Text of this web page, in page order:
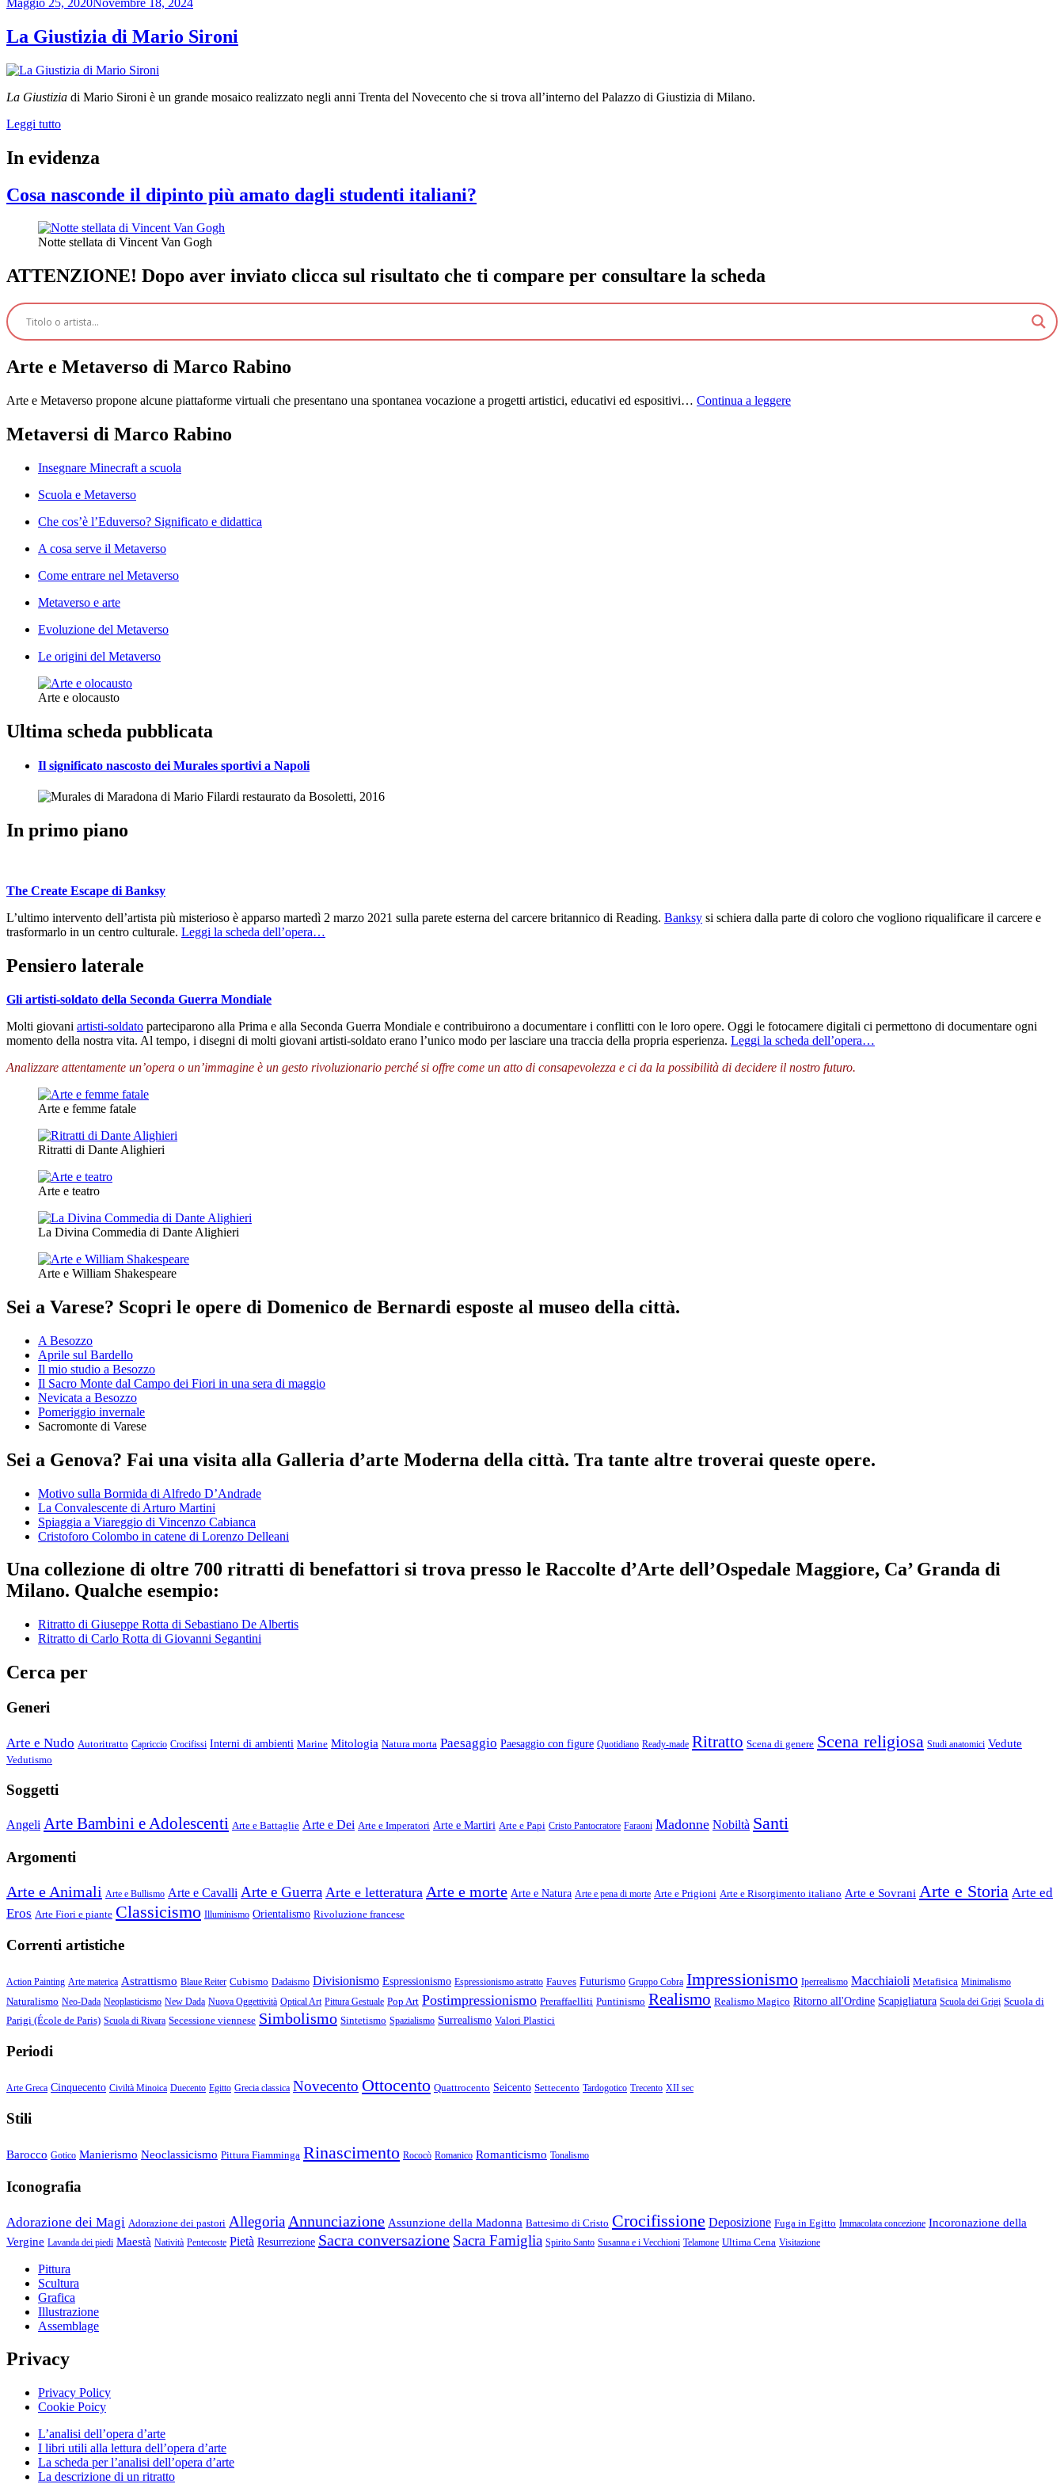
La Giustizia di Mario Sironi
La Giustizia di Mario Sironi è un grande mosaico realizzato negli anni Trenta del Novecento che si trova all’interno del Palazzo di Giustizia di Milano.
Leggi tutto“La
di
Mario
In evidenza
Cosa nasconde il dipinto più amato dagli studenti italiani?
Notte stellata di Vincent Van Gogh
ATTENZIONE! Dopo aver inviato clicca sul risultato che ti compare per consultare la scheda
Arte e Metaverso di Marco Rabino
Arte e Metaverso propone alcune piattaforme virtuali che presentano una spontanea vocazione a progetti artistici, educativi ed espositivi… Continua a leggere
Metaversi di Marco Rabino
Insegnare Minecraft a scuola
Scuola e Metaverso
Che cos’è l’Eduverso? Significato e didattica
A cosa serve il Metaverso
Come entrare nel Metaverso
Metaverso e arte
Evoluzione del Metaverso
Le origini del Metaverso
Arte e olocausto
Ultima scheda pubblicata
Il significato nascosto dei Murales sportivi a Napoli
In primo piano
The Create Escape di Banksy
L’ultimo intervento dell’artista più misterioso è apparso martedì 2 marzo 2021 sulla parete esterna del carcere britannico di Reading. Banksy si schiera dalla parte di coloro che vogliono riqualificare il carcere e
trasformarlo in un centro culturale. Leggi la scheda dell’opera…
Pensiero laterale
Gli artisti-soldato della Seconda Guerra Mondiale
Molti giovani artisti-soldato parteciparono alla Prima e alla Seconda Guerra Mondiale e contribuirono a documentare i conflitti con le loro opere. Oggi le fotocamere digitali ci permettono di documentare ogni
momento della nostra vita. Al tempo, i disegni di molti giovani artisti-soldato erano l’unico modo per lasciare una traccia della propria esperienza. Leggi la scheda dell’opera…
Analizzare attentamente un’opera o un’immagine è un gesto rivoluzionario perché si offre come un atto di consapevolezza e ci da la possibilità di decidere il nostro futuro.
Arte e femme fatale
Ritratti di Dante Alighieri
Arte e teatro
La Divina Commedia di Dante Alighieri
Arte e William Shakespeare
Sei a Varese? Scopri le opere di Domenico de Bernardi esposte al museo della città.
A Besozzo
Aprile sul Bardello
Il mio studio a Besozzo
Il Sacro Monte dal Campo dei Fiori in una sera di maggio
Nevicata a Besozzo
Pomeriggio invernale
Sacromonte di Varese
Sei a Genova? Fai una visita alla Galleria d’arte Moderna della città. Tra tante altre troverai queste opere.
Motivo sulla Bormida di Alfredo D’Andrade
La Convalescente di Arturo Martini
Spiaggia a Viareggio di Vincenzo Cabianca
Cristoforo Colombo in catene di Lorenzo Delleani
Una collezione di oltre 700 ritratti di benefattori si trova presso le Raccolte d’Arte dell’Ospedale Maggiore, Ca’ Granda di
Milano. Qualche esempio:
Ritratto di Giuseppe Rotta di Sebastiano De Albertis
Ritratto di Carlo Rotta di Giovanni Segantini
Cerca per
Generi
Arte e Nudo Autoritratto Capriccio Crocifissi Interni di ambienti Marine Mitologia Natura morta Paesaggio Paesaggio con figure Quotidiano Ready-made Ritratto Scena di genere Scena religiosa Studi anatomici Vedute
Vedutismo
Soggetti
Angeli Arte Bambini e Adolescenti Arte e Battaglie Arte e Dei Arte e Imperatori Arte e Martiri Arte e Papi Cristo Pantocratore Faraoni Madonne Nobiltà Santi
Argomenti
Arte e Animali Arte e Bullismo Arte e Cavalli Arte e Guerra Arte e letteratura Arte e morte Arte e Natura Arte e pena di morte Arte e Prigioni Arte e Risorgimento italiano Arte e Sovrani Arte e Storia Arte ed
Eros Arte Fiori e piante Classicismo Illuminismo Orientalismo Rivoluzione francese
Correnti artistiche
Action Painting Arte materica Astrattismo Blaue Reiter Cubismo Dadaismo Divisionismo Espressionismo Espressionismo astratto Fauves Futurismo Gruppo Cobra Impressionismo Iperrealismo Macchiaioli Metafisica Minimalismo
Naturalismo Neo-Dada Neoplasticismo New Dada Nuova Oggettività Optical Art Pittura Gestuale Pop Art Postimpressionismo Preraffaelliti Puntinismo Realismo Realismo Magico Ritorno all'Ordine Scapigliatura Scuola dei Grigi Scuola di
Parigi (École de Paris) Scuola di Rivara Secessione viennese Simbolismo Sintetismo Spazialismo Surrealismo Valori Plastici
Periodi
Arte Greca Cinquecento Civiltà Minoica Duecento Egitto Grecia classica Novecento Ottocento Quattrocento Seicento Settecento Tardogotico Trecento XII sec
Stili
Barocco Gotico Manierismo Neoclassicismo Pittura Fiamminga Rinascimento Rococò Romanico Romanticismo Tonalismo
Iconografia
Adorazione dei Magi Adorazione dei pastori Allegoria Annunciazione Assunzione della Madonna Battesimo di Cristo Crocifissione Deposizione Fuga in Egitto Immacolata concezione Incoronazione della
Vergine Lavanda dei piedi Maestà Natività Pentecoste Pietà Resurrezione Sacra conversazione Sacra Famiglia Spirito Santo Susanna e i Vecchioni Telamone Ultima Cena Visitazione
Pittura
Scultura
Grafica
Illustrazione
Assemblage
Privacy
Privacy Policy
Cookie Poicy
L’analisi dell’opera d’arte
I libri utili alla lettura dell’opera d’arte
La scheda per l’analisi dell’opera d’arte
La descrizione di un ritratto